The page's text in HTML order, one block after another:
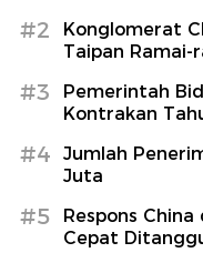
#2
Konglomerat
Taipan Ramai-
#3
Pemerintah
Kontrakan
#4
Jumlah
Juta
#5
Respons
Cepat